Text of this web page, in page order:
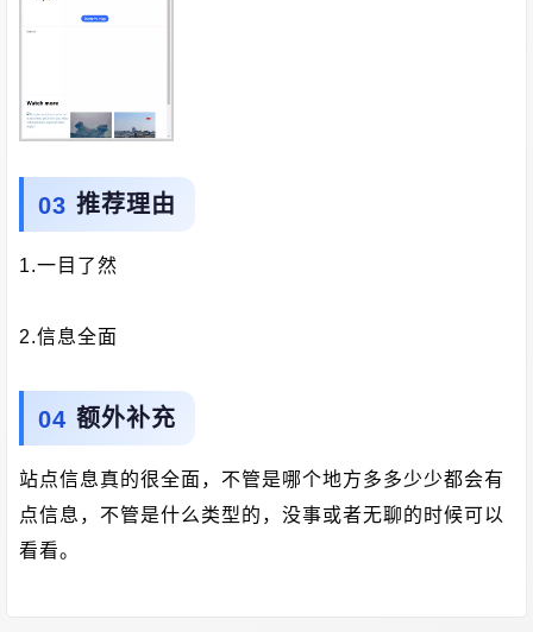
推荐理由
1.一目了然
2.信息全面
额外补充
站点信息真的很全面，不管是哪个地方多多少少都会有
点信息，不管是什么类型的，没事或者无聊的时候可以
看看。